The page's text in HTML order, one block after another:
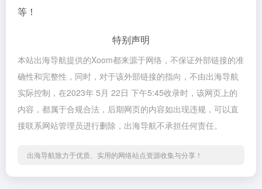
等！
特别声明
本站出海导航提供的Xoom都来源于网络，不保证外部链接的准
确性和完整性，同时，对于该外部链接的指向，不由出海导航
实际控制，在2023年 5月 22日 下午5:45收录时，该网页上的
内容，都属于合规合法，后期网页的内容如出现违规，可以直
接联系网站管理员进行删除，出海导航不承担任何责任。
出海导航致力于优质、实用的网络站点资源收集与分享！